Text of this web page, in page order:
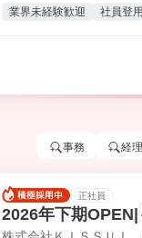
業界未経験歓迎 社員登
事務 経理
正社員
2026年下期